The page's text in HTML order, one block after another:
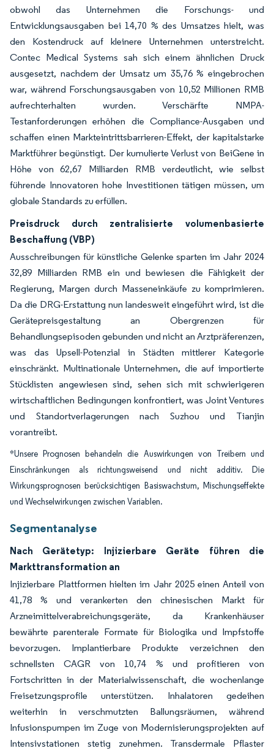
obwohl das Unternehmen die Forschungs- und
Entwicklungsausgaben bei 14,70 % des Umsatzes hielt, was
den Kostendruck auf kleinere Unternehmen unterstreicht.
Contec Medical Systems sah sich einem ähnlichen Druck
ausgesetzt, nachdem der Umsatz um 35,76 % eingebrochen
war, während Forschungsausgaben von 10,52 Millionen RMB
aufrechterhalten wurden. Verschärfte NMPA-
Testanforderungen erhöhen die Compliance-Ausgaben und
schaffen einen Markteintrittsbarrieren-Effekt, der kapitalstarke
Marktführer begünstigt. Der kumulierte Verlust von BeiGene in
Höhe von 62,67 Milliarden RMB verdeutlicht, wie selbst
führende Innovatoren hohe Investitionen tätigen müssen, um
globale Standards zu erfüllen.
Preisdruck durch zentralisierte volumenbasierte
Beschaffung (VBP)
Ausschreibungen für künstliche Gelenke sparten im Jahr 2024
32,89 Milliarden RMB ein und bewiesen die Fähigkeit der
Regierung, Margen durch Masseneinkäufe zu komprimieren.
Da die DRG-Erstattung nun landesweit eingeführt wird, ist die
Gerätepreisgestaltung an Obergrenzen für
Behandlungsepisoden gebunden und nicht an Arztpräferenzen,
was das Upsell-Potenzial in Städten mittlerer Kategorie
einschränkt. Multinationale Unternehmen, die auf importierte
Stücklisten angewiesen sind, sehen sich mit schwierigeren
wirtschaftlichen Bedingungen konfrontiert, was Joint Ventures
und Standortverlagerungen nach Suzhou und Tianjin
vorantreibt.
*Unsere Prognosen behandeln die Auswirkungen von Treibern und
Einschränkungen als richtungsweisend und nicht additiv. Die
Wirkungsprognosen berücksichtigen Basiswachstum, Mischungseffekte
und Wechselwirkungen zwischen Variablen.
Segmentanalyse
Nach Gerätetyp: Injizierbare Geräte führen die
Markttransformation an
Injizierbare Plattformen hielten im Jahr 2025 einen Anteil von
41,78 % und verankerten den chinesischen Markt für
Arzneimittelverabreichungsgeräte, da Krankenhäuser
bewährte parenterale Formate für Biologika und Impfstoffe
bevorzugen. Implantierbare Produkte verzeichnen den
schnellsten CAGR von 10,74 % und profitieren von
Fortschritten in der Materialwissenschaft, die wochenlange
Freisetzungsprofile unterstützen. Inhalatoren gedeihen
weiterhin in verschmutzten Ballungsräumen, während
Infusionspumpen im Zuge von Modernisierungsprojekten auf
Intensivstationen stetig zunehmen. Transdermale Pflaster